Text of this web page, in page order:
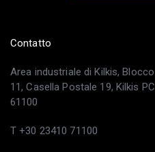
Contatto
Area industriale di Kilkis, Blocco
11, Casella Postale 19, Kilkis PC
61100
T +30 23410 71100